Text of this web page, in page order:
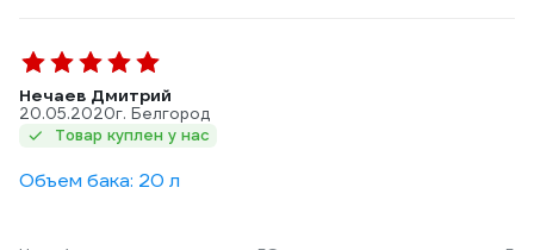
Нечаев Дмитрий
20.05.2020г. Белгород
Товар куплен у нас
Объем бака: 20 л